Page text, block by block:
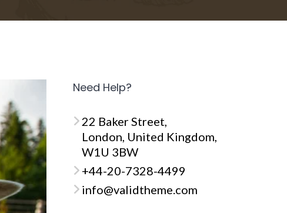
Need Help?
22 Baker Street,
London, United Kingdom,
W1U 3BW
+44-20-7328-4499
info@validtheme.com